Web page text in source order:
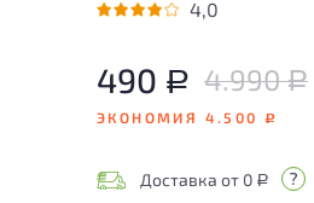
4,0
490 Р 4.990Р
ЭКОНОМИЯ 4.500 Р
Доставка от 0 Р